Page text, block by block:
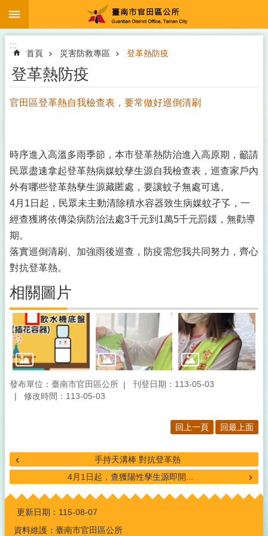
跳到主要內容區塊
:::
首頁 災害防救專區 登革熱防疫
登革熱防疫
官田區登革熱自我檢查表，要常做好巡倒清刷
時序進入高溫多雨季節，本市登革熱防治進入高原期，籲請
民眾盡速拿起登革熱病媒蚊孳生源自我檢查表，巡查家戶內
外有哪些登革熱孳生源藏匿處，要讓蚊子無處可逃。
4月1日起，民眾未主動清除積水容器致生病媒蚊孑孓，一
經查獲將依傳染病防治法處3千元到1萬5千元罰鍰，無勸導
期。
落實巡倒清刷、加強雨後巡查，防疫需您我共同努力，齊心
對抗登革熱。
相關圖片
發布單位：臺南市官田區公所
刊登日期：113-05-03
修改時間：113-05-03
回上一頁 回最上面
手持天溝棒 對抗登革熱
4月1日起，查獲陽性孳生源即開...
:::
更新日期： 115-08-07
資料維護：臺南市官田區公所